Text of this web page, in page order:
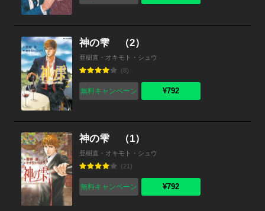
神の雫 （2）
亜樹直・オキモト・シュウ
(8)
無料キャンペーン ¥792
神の雫 （1）
亜樹直・オキモト・シュウ
(21)
無料キャンペーン ¥792